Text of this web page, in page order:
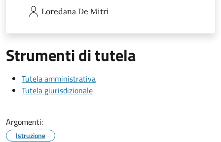
Loredana De Mitri
Strumenti di tutela
Tutela amministrativa
Tutela giurisdizionale
Argomenti:
Istruzione